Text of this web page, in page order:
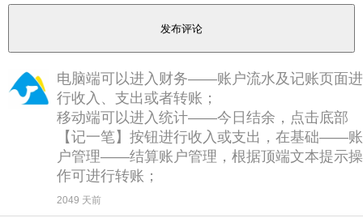
电脑端可以进入财务——账户流水及记账页面进
行收入、支出或者转账；
移动端可以进入统计——今日结余，点击底部
【记一笔】按钮进行收入或支出，在基础——账
户管理——结算账户管理，根据顶端文本提示操
作可进行转账；
2049 天前